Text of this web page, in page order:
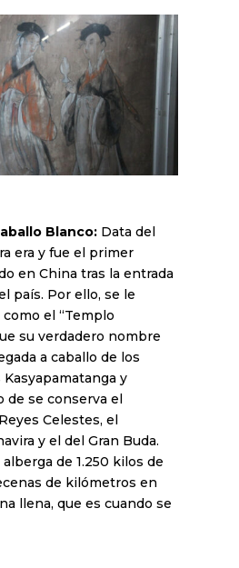
Blanco: Data del
era y fue el primer
en China tras la entrada
país. Por ello, se le
el “Templo
su verdadero nombre
a caballo de los
y
de se conserva el
Celestes, el
y el del Gran Buda.
de 1.250 kilos de
de kilómetros en
llena, que es cuando se